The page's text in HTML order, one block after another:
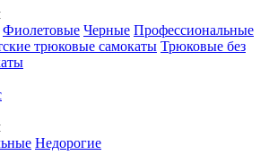
Фиолетовые Черные Профессиональные
трюковые самокаты Трюковые без
Недорогие